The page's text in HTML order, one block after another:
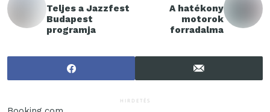
Teljes a Jazzfest
Budapest
programja
A hatékony
motorok
forradalma
HIRDETÉS